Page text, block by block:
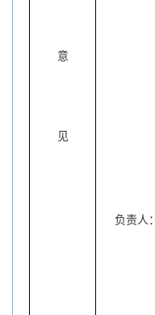
意
见
负责人：